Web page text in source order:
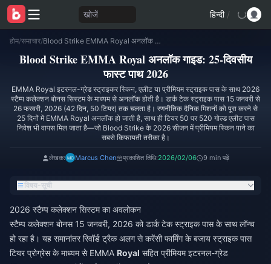
खोजें हिन्दी /
होम/समाचार/ Blood Strike EMMA Royal अनलॉक गाइड: 25-दिवसीय फास्ट पाथ 2026
Blood Strike EMMA Royal अनलॉक गाइड: 25-दिवसीय
फास्ट पाथ 2026
EMMA Royal इटरनल-ग्रेड स्ट्राइकर स्किन, एलीट या प्रीमियम स्ट्राइक पास के साथ 2026
स्टैम्प कलेक्शन बोनस सिस्टम के माध्यम से अनलॉक होती है। डार्क टेक स्ट्राइक पास 15 जनवरी से
26 फरवरी, 2026 (42 दिन, 50 टियर) तक चलता है। रणनीतिक दैनिक मिशनों को पूरा करने से
25 दिनों में EMMA Royal अनलॉक हो जाती है, साथ ही टियर 50 पर 520 गोल्ड एलीट पास
निवेश भी वापस मिल जाता है—जो Blood Strike के 2026 सीजन में प्रीमियम स्किन पाने का
सबसे किफायती तरीका है।
लेखक: Marcus Chen प्रकाशित तिथि:2026/02/06 9 min पढ़ें
विषय-सूची
2026 स्टैम्प कलेक्शन सिस्टम का अवलोकन
स्टैम्प कलेक्शन बोनस 15 जनवरी, 2026 को डार्क टेक स्ट्राइक पास के साथ लॉन्च
हो रहा है। यह समानांतर रिवॉर्ड ट्रैक अलग से करेंसी फार्मिंग के बजाय स्ट्राइक पास
टियर प्रोग्रेस के माध्यम से EMMA Royal सहित प्रीमियम इटरनल-ग्रेड